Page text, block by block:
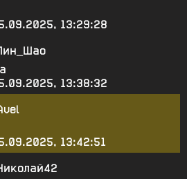
13:29:28
13:38:32
13:42:51